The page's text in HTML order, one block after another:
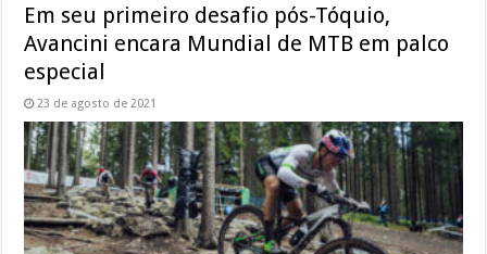
Em seu primeiro desafio pós-Tóquio,
Avancini encara Mundial de MTB em palco
especial
23 de agosto de 2021